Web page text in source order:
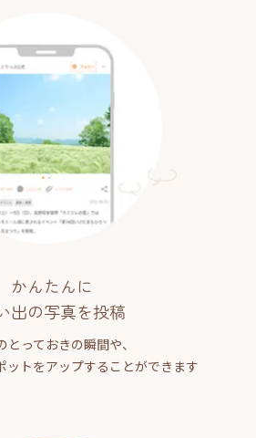
かんたんに
出の写真を投稿
とっておきの瞬間や、
ットをアップすることができます